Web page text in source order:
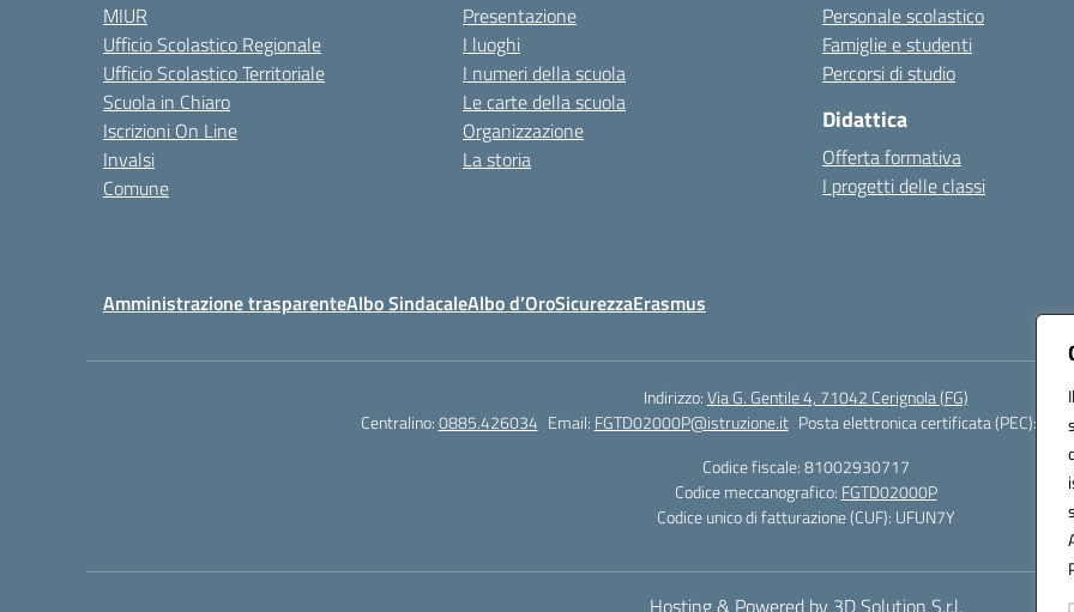
MIUR
Ufficio Scolastico Regionale
Ufficio Scolastico Territoriale
Scuola in Chiaro
Iscrizioni On Line
Invalsi
Comune
Presentazione
I luoghi
I numeri della scuola
Le carte della scuola
Organizzazione
La storia
Personale scolastico
Famiglie e studenti
Percorsi di studio
Didattica
Offerta formativa
I progetti delle classi
Amministrazione trasparenteAlbo SindacaleAlbo d’OroSicurezzaErasmus
Indirizzo:Via G. Gentile 4, 71042 Cerignola (FG)
Centralino:0885.426034 Email: FGTD02000P@istruzione.it Posta elettronica certificata (PEC):
Codice fiscale: 81002930717
Codice meccanografico: FGTD02000P
Codice unico di fatturazione (CUF): UFUN7Y
Hosting & Powered by 3D Solution S.r.l.